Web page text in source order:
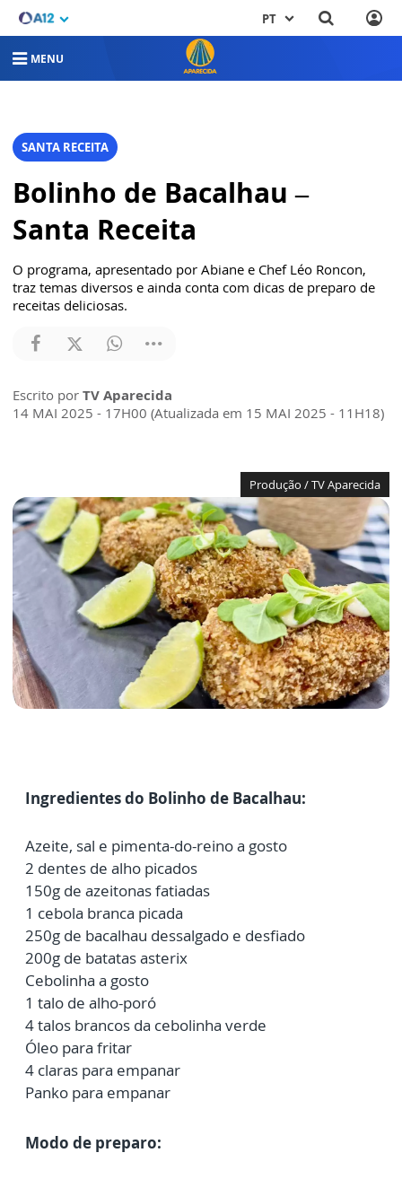
PT
MENU
SANTA RECEITA
Bolinho de Bacalhau –
Santa Receita
O programa, apresentado por Abiane e Chef Léo Roncon,
traz temas diversos e ainda conta com dicas de preparo de
receitas deliciosas.
Escrito por TV Aparecida
14 MAI 2025 - 17H00 (Atualizada em 15 MAI 2025 - 11H18)
Produção / TV Aparecida
Ingredientes do Bolinho de Bacalhau:
Azeite, sal e pimenta-do-reino a gosto
2 dentes de alho picados
150g de azeitonas fatiadas
1 cebola branca picada
250g de bacalhau dessalgado e desfiado
200g de batatas asterix
Cebolinha a gosto
1 talo de alho-poró
4 talos brancos da cebolinha verde
Óleo para fritar
4 claras para empanar
Panko para empanar
Modo de preparo: